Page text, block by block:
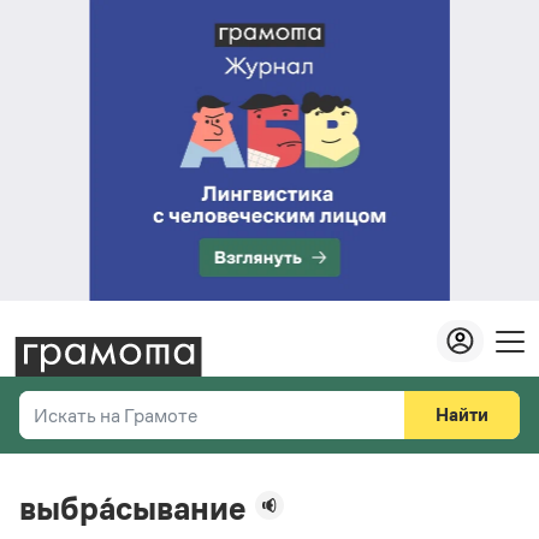
Искать на Грамоте
Справочная служба
Найти
выбра́сывание